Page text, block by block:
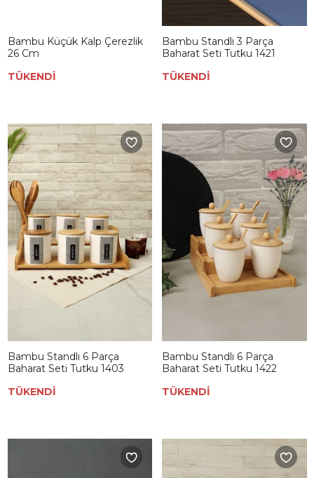
Bambu Küçük Kalp Çerezlik
26 Cm
TÜKENDİ
Bambu Standlı 3 Parça
Baharat Seti Tutku 1421
TÜKENDİ
Bambu Standlı 6 Parça
Baharat Seti Tutku 1403
TÜKENDİ
Bambu Standlı 6 Parça
Baharat Seti Tutku 1422
TÜKENDİ